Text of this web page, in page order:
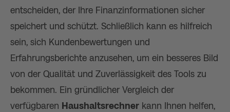
entscheiden, der Ihre Finanzinformationen sicher
speichert und schützt. Schließlich kann es hilfreich
sein, sich Kundenbewertungen und
Erfahrungsberichte anzusehen, um ein besseres Bild
von der Qualität und Zuverlässigkeit des Tools zu
bekommen. Ein gründlicher Vergleich der
verfügbaren Haushaltsrechner kann Ihnen helfen,